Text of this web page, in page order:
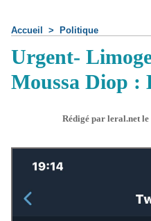
Accueil > Politique
Urgent-
Moussa Diop :
Rédigé par leral.net